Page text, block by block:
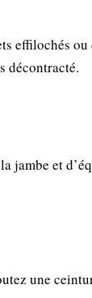
effilochés
décontracté.
jambe et
une